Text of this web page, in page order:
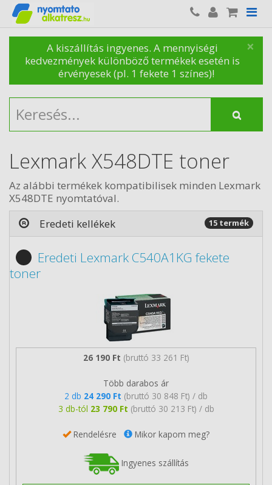
×
A kiszállítás ingyenes. A mennyiségi
kedvezmények különböző termékek esetén is
érvényesek (pl. 1 fekete 1 színes)!
Lexmark X548DTE toner
Az alábbi termékek kompatibilisek minden Lexmark
X548DTE nyomtatóval.
Eredeti kellékek
15 termék
Eredeti Lexmark C540A1KG fekete
toner
26 190 Ft (bruttó 33 261 Ft)
Több darabos ár
2 db 24 290 Ft (bruttó 30 848 Ft) / db
3 db-tól 23 790 Ft (bruttó 30 213 Ft) / db
Rendelésre Mikor kapom meg?
Ingyenes szállítás